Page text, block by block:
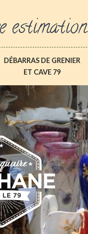
estimation
DÉBARRAS DE GRENIER
ET CAVE 79